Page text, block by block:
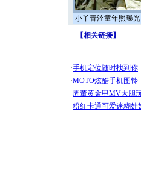
小丫青涩童年照曝光
【相关链接】